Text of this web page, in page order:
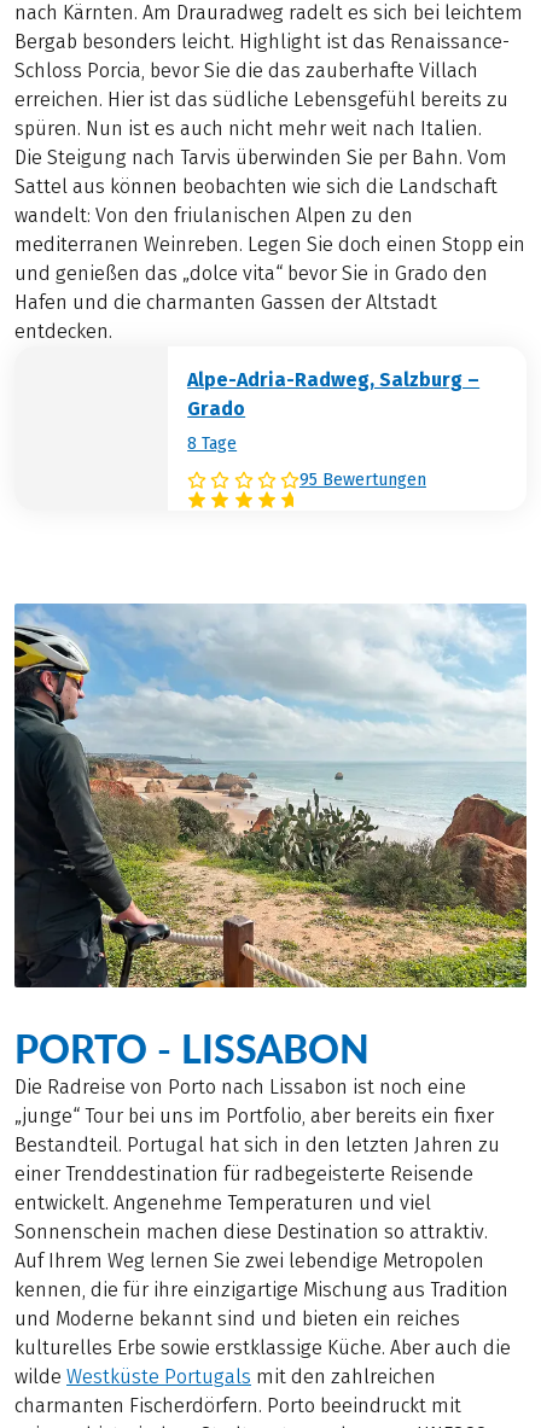
nach Kärnten. Am Drauradweg radelt es sich bei leichtem
Bergab besonders leicht. Highlight ist das Renaissance-
Schloss Porcia, bevor Sie die das zauberhafte Villach
erreichen. Hier ist das südliche Lebensgefühl bereits zu
spüren. Nun ist es auch nicht mehr weit nach Italien.
Die Steigung nach Tarvis überwinden Sie per Bahn. Vom
Sattel aus können beobachten wie sich die Landschaft
wandelt: Von den friulanischen Alpen zu den
mediterranen Weinreben. Legen Sie doch einen Stopp ein
und genießen das „dolce vita“ bevor Sie in Grado den
Hafen und die charmanten Gassen der Altstadt
entdecken.
Alpe-Adria-Radweg, Salzburg –
Grado
8 Tage
95 Bewertungen
PORTO - LISSABON
Die Radreise von Porto nach Lissabon ist noch eine
„junge“ Tour bei uns im Portfolio, aber bereits ein fixer
Bestandteil. Portugal hat sich in den letzten Jahren zu
einer Trenddestination für radbegeisterte Reisende
entwickelt. Angenehme Temperaturen und viel
Sonnenschein machen diese Destination so attraktiv.
Auf Ihrem Weg lernen Sie zwei lebendige Metropolen
kennen, die für ihre einzigartige Mischung aus Tradition
und Moderne bekannt sind und bieten ein reiches
kulturelles Erbe sowie erstklassige Küche. Aber auch die
wilde Westküste Portugals mit den zahlreichen
charmanten Fischerdörfern. Porto beeindruckt mit